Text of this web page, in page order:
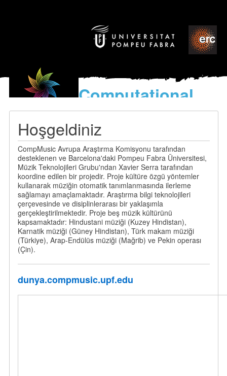
Computational
models
Hoşgeldiniz
CompMusic Avrupa Araştırma Komisyonu tarafından
desteklenen ve Barcelona'daki Pompeu Fabra Üniversitesi,
Müzik Teknolojileri Grubu'ndan Xavier Serra tarafından
koordine edilen bir projedir. Proje kültüre özgü yöntemler
kullanarak müziğin otomatik tanımlanmasında ilerleme
sağlamayı amaçlamaktadır. Araştırma bilgi teknolojileri
çerçevesinde ve disiplinlerarası bir yaklaşımla
gerçekleştirilmektedir. Proje beş müzik kültürünü
kapsamaktadır: Hindustani müziği (Kuzey Hindistan),
Karnatik müziği (Güney Hindistan), Türk makam müziği
(Türkiye), Arap-Endülüs müziği (Mağrib) ve Pekin operası
(Çin).
dunya.compmusic.upf.edu